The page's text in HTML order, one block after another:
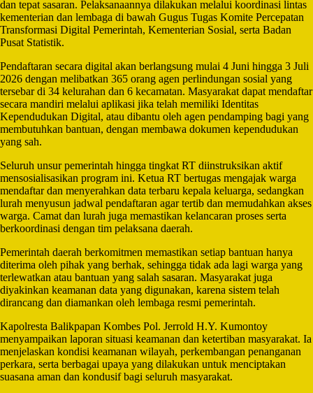
dan tepat sasaran. Pelaksanaannya dilakukan melalui koordinasi lintas
kementerian dan lembaga di bawah Gugus Tugas Komite Percepatan
Transformasi Digital Pemerintah, Kementerian Sosial, serta Badan
Pusat Statistik.
Pendaftaran secara digital akan berlangsung mulai 4 Juni hingga 3 Juli
2026 dengan melibatkan 365 orang agen perlindungan sosial yang
tersebar di 34 kelurahan dan 6 kecamatan. Masyarakat dapat mendaftar
secara mandiri melalui aplikasi jika telah memiliki Identitas
Kependudukan Digital, atau dibantu oleh agen pendamping bagi yang
membutuhkan bantuan, dengan membawa dokumen kependudukan
yang sah.
Seluruh unsur pemerintah hingga tingkat RT diinstruksikan aktif
mensosialisasikan program ini. Ketua RT bertugas mengajak warga
mendaftar dan menyerahkan data terbaru kepala keluarga, sedangkan
lurah menyusun jadwal pendaftaran agar tertib dan memudahkan akses
warga. Camat dan lurah juga memastikan kelancaran proses serta
berkoordinasi dengan tim pelaksana daerah.
Pemerintah daerah berkomitmen memastikan setiap bantuan hanya
diterima oleh pihak yang berhak, sehingga tidak ada lagi warga yang
terlewatkan atau bantuan yang salah sasaran. Masyarakat juga
diyakinkan keamanan data yang digunakan, karena sistem telah
dirancang dan diamankan oleh lembaga resmi pemerintah.
Kapolresta Balikpapan Kombes Pol. Jerrold H.Y. Kumontoy
menyampaikan laporan situasi keamanan dan ketertiban masyarakat. Ia
menjelaskan kondisi keamanan wilayah, perkembangan penanganan
perkara, serta berbagai upaya yang dilakukan untuk menciptakan
suasana aman dan kondusif bagi seluruh masyarakat.